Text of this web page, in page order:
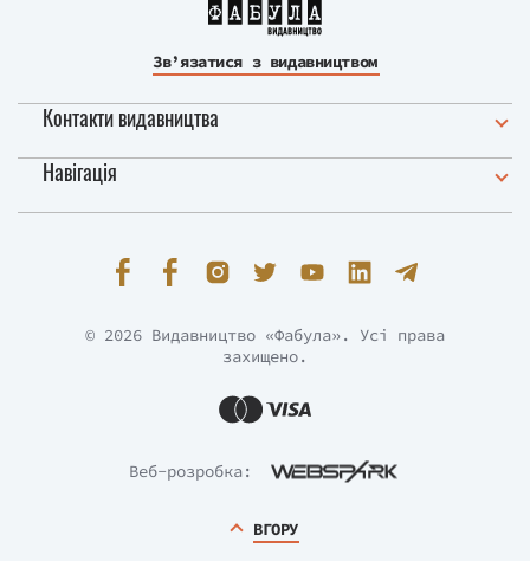
Зв’язатися з видавництвом
Контакти видавництва
Навігація
Веб-розробка:
© 2026 Видавництво «Фабула». Усі права
захищено.
ВГОРУ